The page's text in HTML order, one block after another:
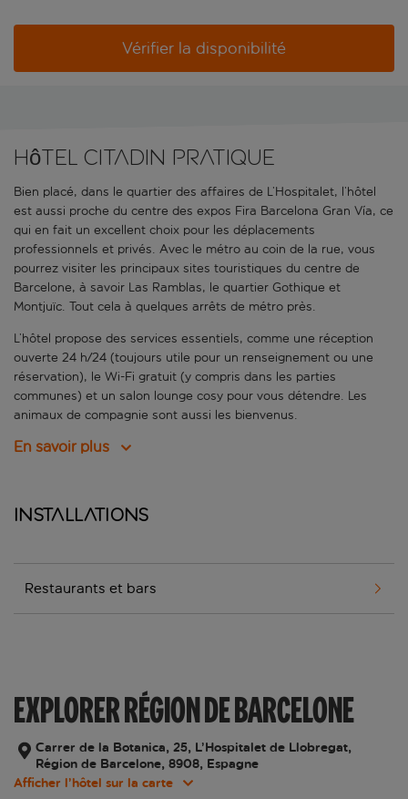
Vérifier la disponibilité
Hôtel citadin pratique
Bien placé, dans le quartier des affaires de L’Hospitalet, l’hôtel
est aussi proche du centre des expos Fira Barcelona Gran Vía, ce
qui en fait un excellent choix pour les déplacements
professionnels et privés. Avec le métro au coin de la rue, vous
pourrez visiter les principaux sites touristiques du centre de
Barcelone, à savoir Las Ramblas, le quartier Gothique et
Montjuïc. Tout cela à quelques arrêts de métro près.
L’hôtel propose des services essentiels, comme une réception
ouverte 24 h/24 (toujours utile pour un renseignement ou une
réservation), le Wi-Fi gratuit (y compris dans les parties
communes) et un salon lounge cosy pour vous détendre. Les
animaux de compagnie sont aussi les bienvenus.
En savoir plus
Installations
Restaurants et bars
EXPLORER RÉGION DE BARCELONE
Carrer de la Botanica, 25, L’Hospitalet de Llobregat,
Région de Barcelone, 8908, Espagne
Afficher l’hôtel sur la carte